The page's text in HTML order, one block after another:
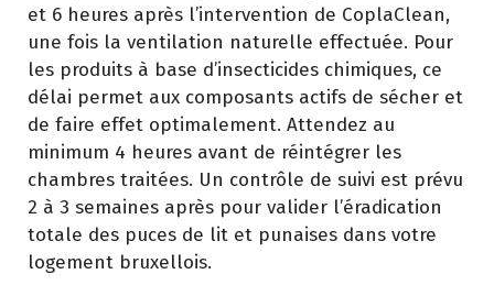
et 6 heures après l’intervention de CoplaClean,
une fois la ventilation naturelle effectuée. Pour
les produits à base d’insecticides chimiques, ce
délai permet aux composants actifs de sécher et
de faire effet optimalement. Attendez au
minimum 4 heures avant de réintégrer les
chambres traitées. Un contrôle de suivi est prévu
2 à 3 semaines après pour valider l’éradication
totale des puces de lit et punaises dans votre
logement bruxellois.